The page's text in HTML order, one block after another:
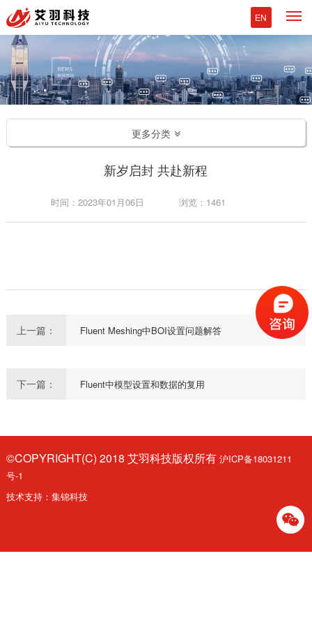
EN
更多分类
新岁启封 共赴新程
时间：2023年01月06日 浏览：1461
上一篇： Fluent Meshing中BOI设置问题解答
下一篇： Fluent中模型设置和数据的复用
©COPYRIGHT(C) 2018 艾羽科技版权所有 沪ICP备18031211
号-1
技术支持： 集锦科技